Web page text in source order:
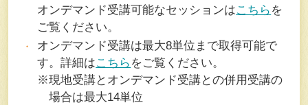
オンデマンド受講可能なセッションはこちら を
ご覧ください。
オンデマンド受講は最大8単位まで取得可能で
す。詳細はこちら をご覧ください。
※現地受講とオンデマンド受講との併用受講の
場合は最大14単位